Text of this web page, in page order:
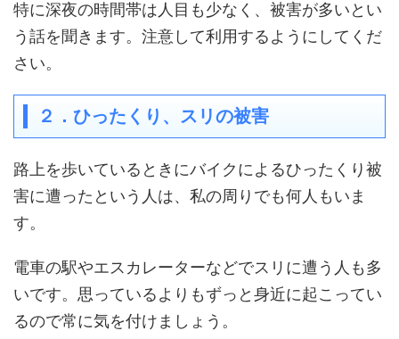
特に深夜の時間帯は人目も少なく、被害が多いとい
う話を聞きます。注意して利用するようにしてくだ
さい。
２．ひったくり、スリの被害
路上を歩いているときにバイクによるひったくり被
害に遭ったという人は、私の周りでも何人もいま
す。
電車の駅やエスカレーターなどでスリに遭う人も多
いです。思っているよりもずっと身近に起こってい
るので常に気を付けましょう。